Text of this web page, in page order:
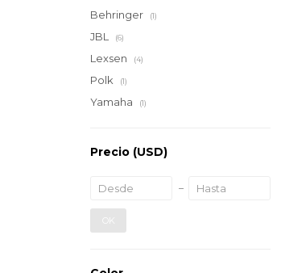
Behringer (1)
JBL (6)
Lexsen (4)
Polk (1)
Yamaha (1)
Precio (USD)
OK